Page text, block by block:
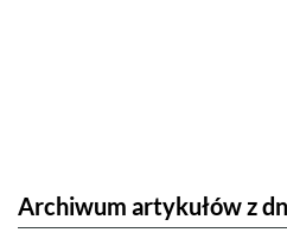
Archiwum artykułów z